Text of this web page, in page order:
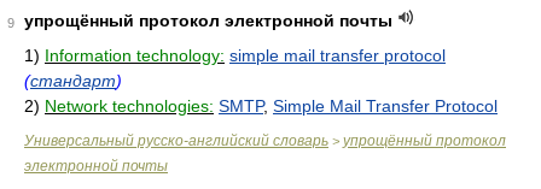
9
упрощённый протокол электронной почты
1) Information technology: simple mail transfer protocol
(стандарт)
2) Network technologies: SMTP, Simple Mail Transfer Protocol
Универсальный русско-английский словарь > упрощённый протокол
электронной почты